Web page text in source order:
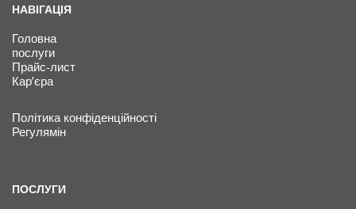
НАВІГАЦІЯ
Головна
послуги
Прайс-лист
Кар’єра
Політика конфіденційності
Регулямін
ПОСЛУГИ